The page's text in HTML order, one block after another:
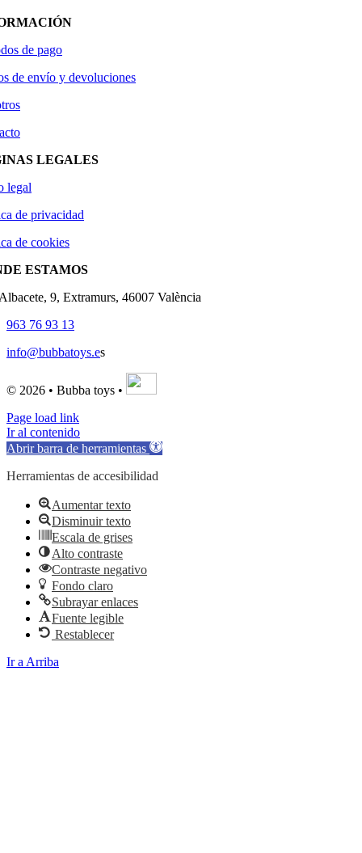
de pago
de envío y devoluciones
LEGALES
legal
de privacidad
de cookies
ESTAMOS
9, Extramurs, 46007 València
963 76 93 13
info@bubbatoys.es
© 2026 • Bubba toys •
Page load link
Ir al contenido
Abrir barra de herramientas
Herramientas de accesibilidad
Aumentar texto
Disminuir texto
Escala de grises
Alto contraste
Contraste negativo
Fondo claro
Subrayar enlaces
Fuente legible
Restablecer
Ir a Arriba